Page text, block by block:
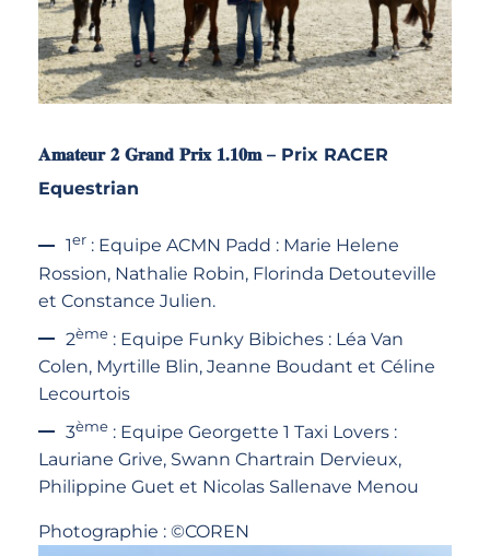
𝐀𝐦𝐚𝐭𝐞𝐮𝐫 𝟐 𝐆𝐫𝐚𝐧𝐝 𝐏𝐫𝐢𝐱 𝟏.𝟏𝟎𝐦 – Prix RACER
Equestrian
1er : Equipe ACMN Padd : Marie Helene
Rossion, Nathalie Robin, Florinda Detouteville
et Constance Julien.
2ème : Equipe Funky Bibiches : Léa Van
Colen, Myrtille Blin, Jeanne Boudant et Céline
Lecourtois
3ème : Equipe Georgette 1 Taxi Lovers :
Lauriane Grive, Swann Chartrain Dervieux,
Philippine Guet et Nicolas Sallenave Menou
Photographie : ©COREN